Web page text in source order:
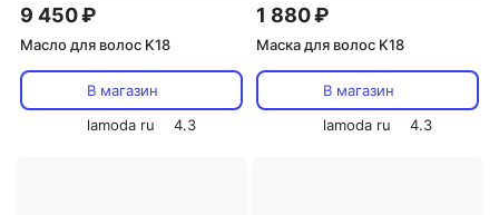
9 450 ₽
Масло для волос K18
В магазин
lamoda ru
4.3
1 880 ₽
Маска для волос K18
В магазин
lamoda ru
4.3